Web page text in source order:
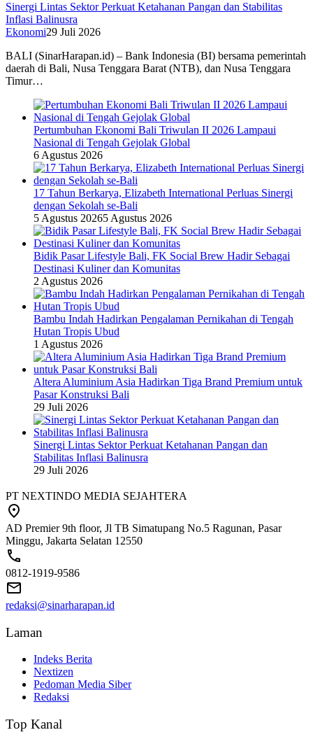
Sinergi Lintas Sektor Perkuat Ketahanan Pangan dan Stabilitas
Inflasi Balinusra
Ekonomi29 Juli 2026
BALI (SinarHarapan.id) – Bank Indonesia (BI) bersama pemerintah
daerah di Bali, Nusa Tenggara Barat (NTB), dan Nusa Tenggara
Timur…
Pertumbuhan Ekonomi Bali Triwulan II 2026 Lampaui
Nasional di Tengah Gejolak Global
6 Agustus 2026
17 Tahun Berkarya, Elizabeth International Perluas Sinergi
dengan Sekolah se-Bali
5 Agustus 20265 Agustus 2026
Bidik Pasar Lifestyle Bali, FK Social Brew Hadir Sebagai
Destinasi Kuliner dan Komunitas
2 Agustus 2026
Bambu Indah Hadirkan Pengalaman Pernikahan di Tengah
Hutan Tropis Ubud
1 Agustus 2026
Altera Aluminium Asia Hadirkan Tiga Brand Premium untuk
Pasar Konstruksi Bali
29 Juli 2026
Sinergi Lintas Sektor Perkuat Ketahanan Pangan dan
Stabilitas Inflasi Balinusra
29 Juli 2026
PT NEXTINDO MEDIA SEJAHTERA
AD Premier 9th floor, Jl TB Simatupang No.5 Ragunan, Pasar
Minggu, Jakarta Selatan 12550
0812-1919-9586
redaksi@sinarharapan.id
Laman
Indeks Berita
Nextizen
Pedoman Media Siber
Redaksi
Top Kanal